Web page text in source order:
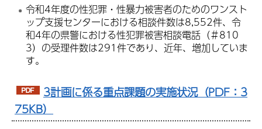
令和4年度の性犯罪・性暴力被害者のためのワンスト
ップ支援センターにおける相談件数は8,552件、令
和4年の県警における性犯罪被害相談電話（＃810
3）の受理件数は291件であり、近年、増加していま
す。
3計画に係る重点課題の実施状況（PDF：3
75KB）